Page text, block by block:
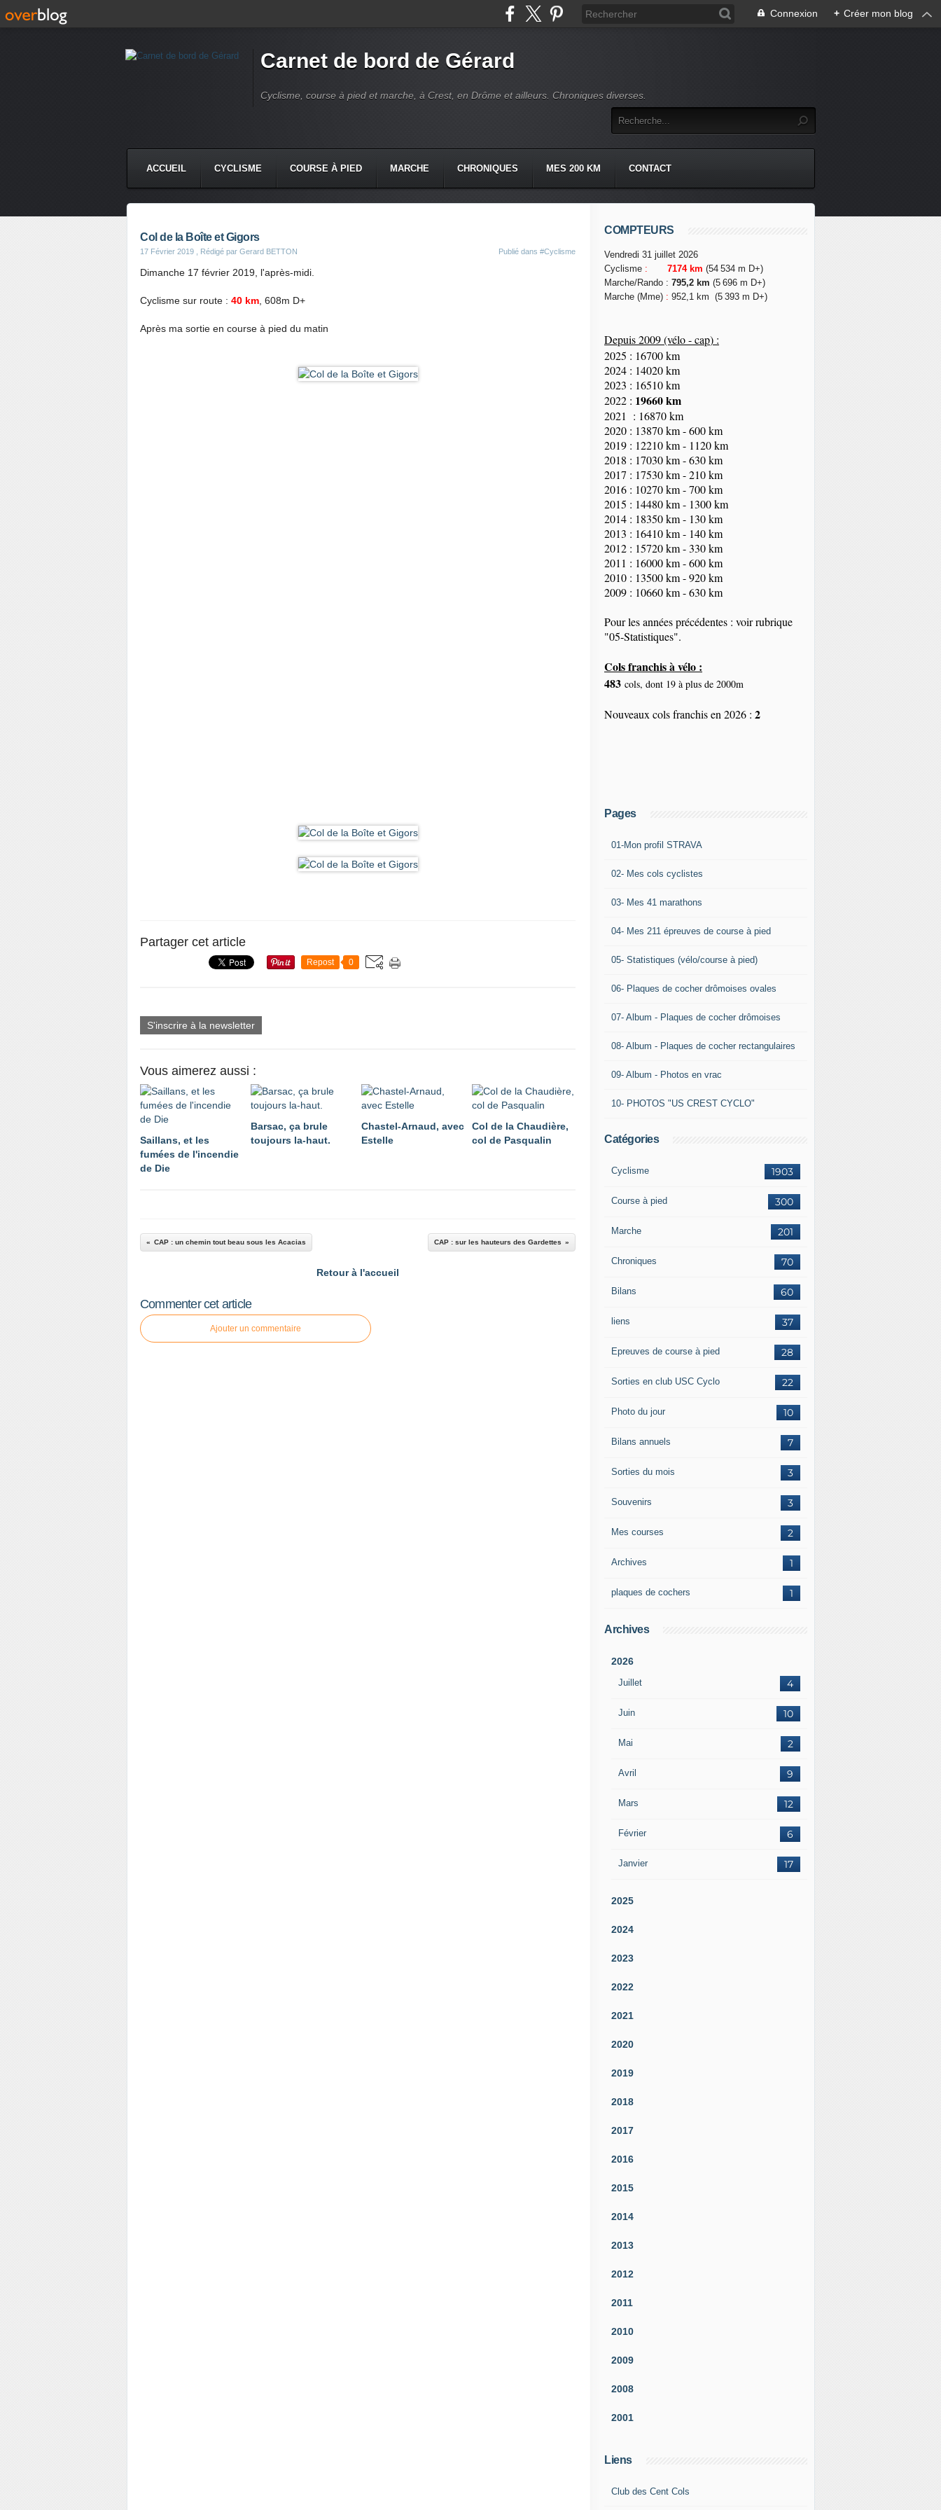
Connexion + Créer mon blog
Carnet de bord de Gérard
Cyclisme, course à pied et marche, à Crest, en Drôme et ailleurs. Chroniques diverses.
ACCUEIL CYCLISME COURSE À PIED MARCHE CHRONIQUES MES 200 KM CONTACT
Col de la Boîte et Gigors
17 Février 2019 , Rédigé par Gerard BETTON Publié dans #Cyclisme
Dimanche 17 février 2019, l'après-midi.
Cyclisme sur route : 40 km , 608m D+
Après ma sortie en course à pied du matin
Partager cet article
Repost 0
S'inscrire à la newsletter
Vous aimerez aussi :
Saillans, et les
fumées de l'incendie
de Die
Barsac, ça brule
toujours la-haut.
Chastel-Arnaud, avec
Estelle
Col de la Chaudière,
col de Pasqualin
CAP : un chemin tout beau sous les Acacias CAP : sur les hauteurs des Gardettes
Retour à l'accueil
Commenter cet article
Ajouter un commentaire
COMPTEURS
Vendredi 31 juillet 2026
Cyclisme : 7174 km (54 534 m D+)
Marche/Rando : 795,2 km (5 696 m D+)
Marche (Mme) : 952,1 km (5 393 m D+)
Depuis 2009 (vélo - cap) :
2025 : 16700 km
2024 : 14020 km
2023 : 16510 km
2022 : 19660 km
2021 : 16870 km
2020 : 13870 km - 600 km
2019 : 12210 km - 1120 km
2018 : 17030 km - 630 km
2017 : 17530 km - 210 km
2016 : 10270 km - 700 km
2015 : 14480 km - 1300 km
2014 : 18350km- 130 km
2013 : 16410 km - 140 km
2012 : 15720 km - 330 km
2011 : 16000 km - 600 km
2010 : 13500 km - 920 km
2009 : 10660 km - 630 km
Pour les années précédentes : voir rubrique
"05-Statistiques".
Cols franchis à vélo :
483 cols, dont 19 à plus de 2000m
Nouveaux cols franchis en 2026 : 2
Pages
01-Mon profil STRAVA
02- Mes cols cyclistes
03- Mes 41 marathons
04- Mes 211 épreuves de course à pied
05- Statistiques (vélo/course à pied)
06- Plaques de cocher drômoises ovales
07- Album - Plaques de cocher drômoises
08- Album - Plaques de cocher rectangulaires
09- Album - Photos en vrac
10- PHOTOS "US CREST CYCLO"
Catégories
1903
Cyclisme
300
Course à pied
201
Marche
70
Chroniques
60
Bilans
37
liens
28
Epreuves de course à pied
22
Sorties en club USC Cyclo
10
Photo du jour
7
Bilans annuels
3
Sorties du mois
3
Souvenirs
2
Mes courses
1
Archives
1
plaques de cochers
Archives
2026
Juillet 4
Juin 10
Mai 2
Avril 9
Mars 12
Février 6
Janvier 17
2025
2024
2023
2022
2021
2020
2019
2018
2017
2016
2015
2014
2013
2012
2011
2010
2009
2008
2001
Liens
Club des Cent Cols